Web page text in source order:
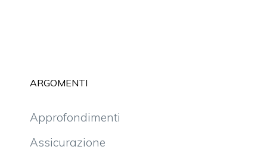
ARGOMENTI
Approfondimenti
Assicurazione